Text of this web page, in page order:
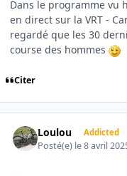
Dans le programme vu
en direct sur la VRT -
regardé que les 30
course des hommes
Citer
Loulou Addicted
Posté(e) le 8 avril